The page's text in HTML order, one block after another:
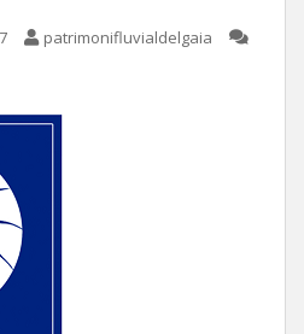
patrimonifluvialdelgaia